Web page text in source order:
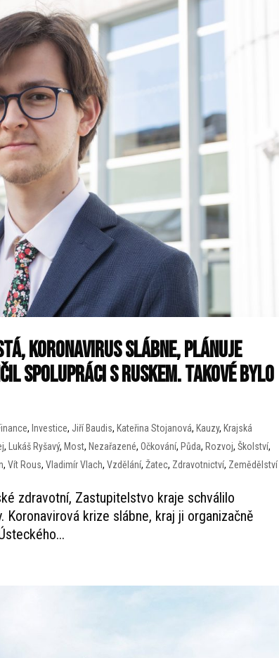
koronavirus slábne, plánuje
spolupráci s Ruskem. Takové bylo
, Investice, Jiří Baudis, Kateřina Stojanová, Kauzy, Krajská
, Lukáš Ryšavý, Most, Nezařazené,Očkování, Půda, Rozvoj,Školství,
,Vít Rous,Vladimír Vlach,Vzdělání,Žatec, Zdravotnictví, Zemědělství
zdravotní, Zastupitelstvo kraje schválilo
krize slábne, kraj ji organizačně